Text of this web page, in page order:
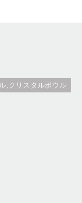
,クリスタルボウル